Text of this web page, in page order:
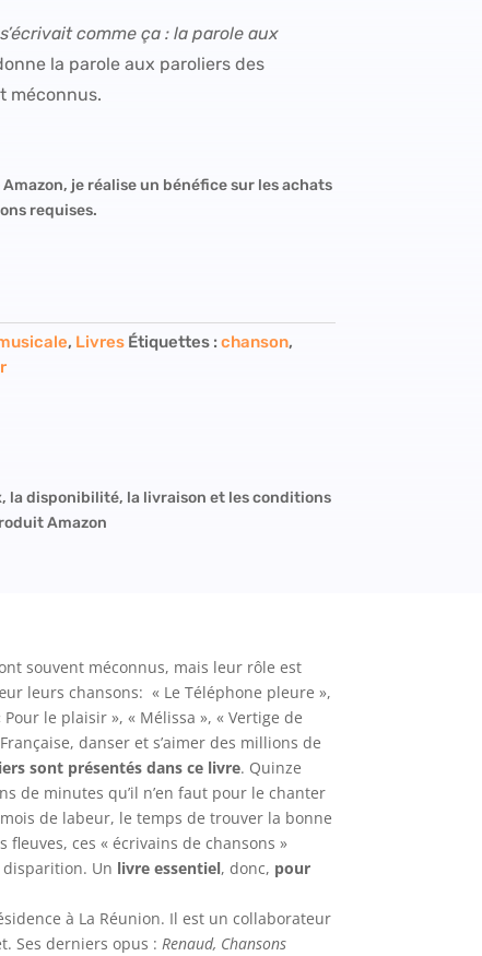
comme ça : la parole aux
la parole aux paroliers des
méconnus.
je réalise un bénéfice sur les achats
requises.
, Livres Étiquettes :chanson,
la disponibilité, la livraison et les conditions
Amazon
souvent méconnus, mais leur rôle est
leurs chansons: « Le Téléphone pleure »,
le plaisir », « Mélissa », « Vertige de
danser et s’aimer des millions de
sont présentés dans ce livre. Quinze
de minutes qu’il n’en faut pour le chanter
de labeur, le temps de trouver la bonne
ces « écrivains de chansons »
disparition. Un livre essentiel, donc, pour
à La Réunion. Il est un collaborateur
Ses derniers opus :Renaud, Chansons